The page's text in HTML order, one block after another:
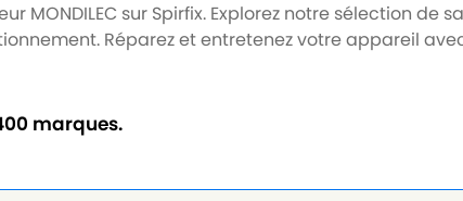
sur Spirfix. Explorez notre sélection de
Réparez et entretenez votre appareil
marques.